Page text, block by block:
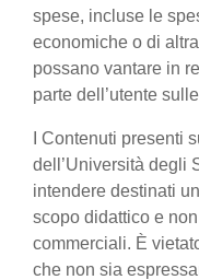
spese, incluse le
economiche o di
possano vantare in
parte dell’utente
I Contenuti presenti
dell’Università degli
intendere destinati
scopo didattico e
commerciali. È
che non sia